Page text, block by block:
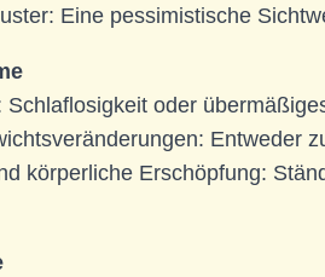
Eine pessimistische
Schlaflosigkeit oder
Entweder
körperliche Erschöpfung: